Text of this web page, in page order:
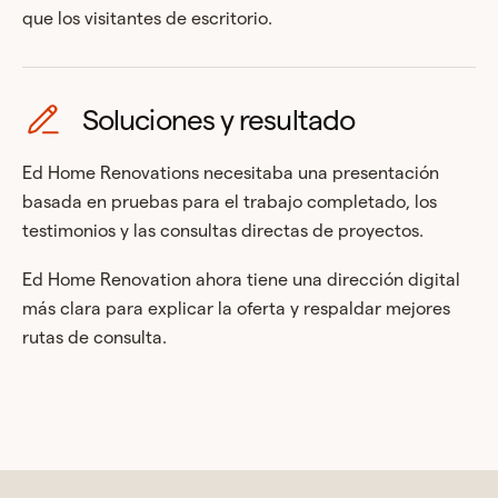
que los visitantes de escritorio.
Soluciones y resultado
Ed Home Renovations necesitaba una presentación
basada en pruebas para el trabajo completado, los
testimonios y las consultas directas de proyectos.
Ed Home Renovation ahora tiene una dirección digital
más clara para explicar la oferta y respaldar mejores
rutas de consulta.